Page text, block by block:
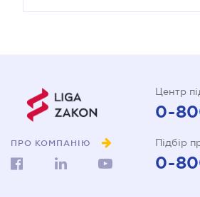
ПРО КОМПАНІЮ
Центр
0-
Підбір
0-